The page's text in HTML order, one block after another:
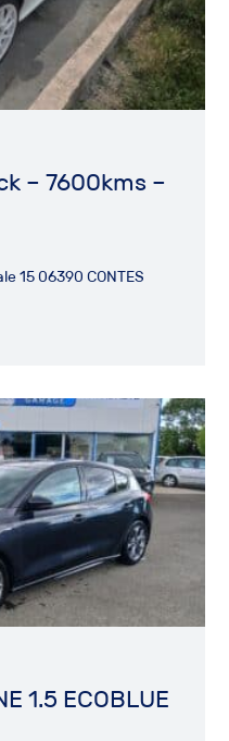
– 7600kms –
15 06390 CONTES
1.5 ECOBLUE